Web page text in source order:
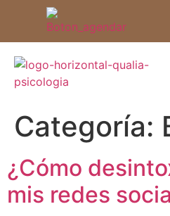
Categoría:
¿Cómo
mis redes